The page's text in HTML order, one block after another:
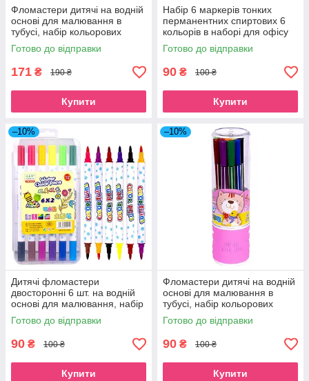
Фломастери дитячі на водній
основі для малювання в
тубусі, набір кольорових
фломастерів 24 кольори для
школи
Готово до відправки
171 ₴ 190 ₴
Купити
Набір 6 маркерів тонких
перманентних спиртових 6
кольорів в наборі для офісу
та малювання
Готово до відправки
90 ₴ 100 ₴
Купити
–10%
Дитячі фломастери
двосторонні 6 шт. на водній
основі для малювання, набір
кольорових фломастерів 12
кольорів для школи в боксі
Готово до відправки
90 ₴ 100 ₴
Купити
–10%
Фломастери дитячі на водній
основі для малювання в
тубусі, набір кольорових
фломастерів 12 кольорів для
школи рожевий
Готово до відправки
90 ₴ 100 ₴
Купити